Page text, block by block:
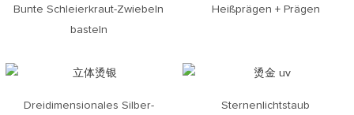
Bunte Schleierkraut-Zwiebeln
basteln
Heißprägen + Prägen
Dreidimensionales Silber-
Sternenlichtstaub